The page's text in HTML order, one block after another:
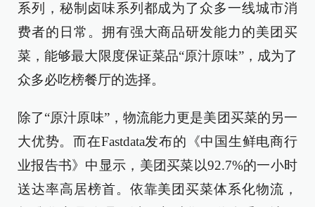
系列，秘制卤味系列都成为了众多一线城市消
费者的日常。拥有强大商品研发能力的美团买
菜，能够最大限度保证菜品“原汁原味”，成为了
众多必吃榜餐厅的选择。
除了“原汁原味”，物流能力更是美团买菜的另一
大优势。而在Fastdata发布的《中国生鲜电商行
业报告书》中显示，美团买菜以92.7%的一小时
送达率高居榜首。依靠美团买菜体系化物流，